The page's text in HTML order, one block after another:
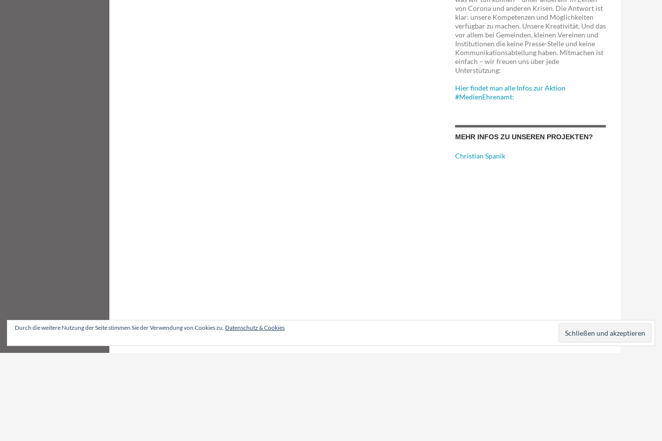
von Corona und anderen Krisen. Die Antwort ist
klar: unsere Kompetenzen und Möglichkeiten
verfügbar zu machen. Unsere Kreativität. Und das
vor allem bei Gemeinden, kleinen Vereinen und
Institutionen die keine Presse-Stelle und keine
Kommunikationsabteilung haben. Mitmachen ist
einfach – wir freuen uns über jede
Unterstützung:
Hier findet man alle Infos zur Aktion
#MedienEhrenamt:
MEHR INFOS ZU UNSEREN PROJEKTEN?
Christian Spanik
Durch die weitere Nutzung der Seite stimmen Sie der Verwendung von Cookies zu. Datenschutz & Cookies